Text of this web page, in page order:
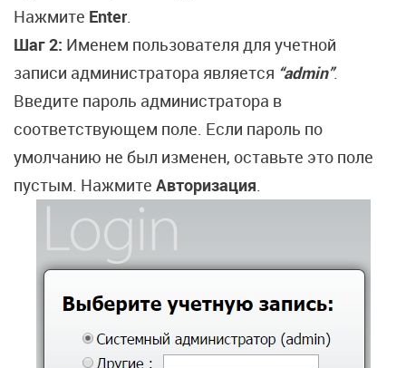
Нажмите Enter.
Шаг 2: Именем пользователя для учетной
записи администратора является “admin”.
Введите пароль администратора в
соответствующем поле. Если пароль по
умолчанию не был изменен, оставьте это поле
пустым. Нажмите Авторизация.